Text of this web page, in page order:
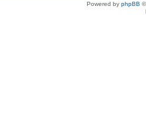
Powered by phpBB